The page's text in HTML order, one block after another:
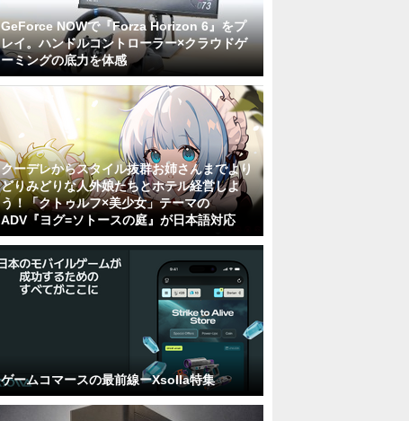
GeForce NOWで『Forza Horizon 6』をプ
レイ。ハンドルコントローラー×クラウドゲ
ーミングの底力を体感
クーデレからスタイル抜群お姉さんまでより
どりみどりな人外娘たちとホテル経営しよ
う！「クトゥルフ×美少女」テーマの
ADV『ヨグ=ソトースの庭』が日本語対応
ゲームコマースの最前線ーXsolla特集